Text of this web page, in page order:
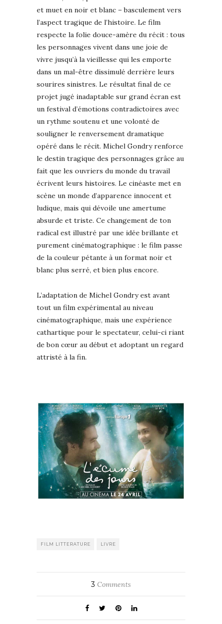
et muet en noir et blanc – basculement vers
l’aspect tragique de l’histoire. Le film
respecte la folie douce-amère du récit : tous
les personnages vivent dans une joie de
vivre jusqu’à la vieillesse qui les emporte
dans un mal-être dissimulé derrière leurs
sourires sinistres. Le résultat final de ce
projet jugé inadaptable sur grand écran est
un festival d’émotions contradictoires avec
un rythme soutenu et une volonté de
souligner le renversement dramatique
opéré dans le récit. Michel Gondry renforce
le destin tragique des personnages grâce au
fait que les ouvriers du monde du travail
écrivent leurs histoires. Le cinéaste met en
scène un monde d’apparence innocent et
ludique, mais qui dévoile une amertume
absurde et triste. Ce changement de ton
radical est illustré par une idée brillante et
purement cinématographique : le film passe
de la couleur pétante à un format noir et
blanc plus serré, et bien plus encore.
L’adaptation de Michel Gondry est avant
tout un film expérimental au niveau
cinématographique, mais une expérience
cathartique pour le spectateur, celui-ci riant
de bon cœur au début et adoptant un regard
attristé à la fin.
FILM LITTERATURE LIVRE
3 Comments